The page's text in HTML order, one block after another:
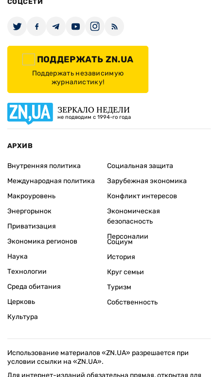
СОЦСЕТИ
ПОДДЕРЖАТЬ ZN.UA
Поддержать независимую
журналистику!
ЗЕРКАЛО НЕДЕЛИ
не подводим с 1994-го года
АРХИВ
Внутренняя политика
Международная политика
Макроуровень
Энергорынок
Приватизация
Экономика регионов
Социальная защита
Зарубежная экономика
Конфликт интересов
Экономическая
безопасность
Персоналии
Наука
Технологии
Среда обитания
Церковь
Культура
Социум
История
Круг семьи
Туризм
Собственность
Использование материалов «ZN.UA» разрешается при
условии ссылки на «ZN.UA».